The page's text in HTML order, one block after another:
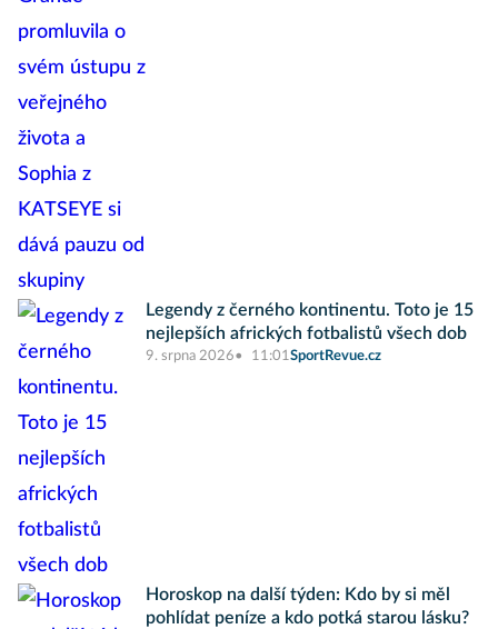
Legendy z černého kontinentu. Toto je 15
nejlepších afrických fotbalistů všech dob
9. srpna 2026 11:01SportRevue.cz
Horoskop na další týden: Kdo by si měl
pohlídat peníze a kdo potká starou lásku?